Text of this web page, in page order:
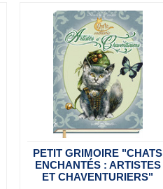
PETIT GRIMOIRE "CHATS
ENCHANTÉS : ARTISTES
ET CHAVENTURIERS"